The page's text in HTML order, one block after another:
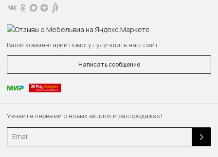
Узнайте первыми о новых акциях и распродажах!
Email
Ваши комментарии помогут улучшить наш сайт
Написать сообщение